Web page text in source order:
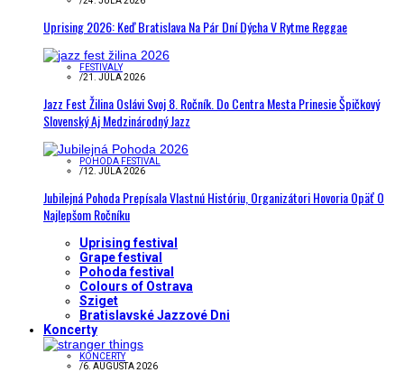
Uprising 2026: Keď Bratislava Na Pár Dní Dýcha V Rytme Reggae
FESTIVALY
/21. JÚLA 2026
Jazz Fest Žilina Oslávi Svoj 8. Ročník. Do Centra Mesta Prinesie Špičkový
Slovenský Aj Medzinárodný Jazz
POHODA FESTIVAL
/12. JÚLA 2026
Jubilejná Pohoda Prepísala Vlastnú Históriu, Organizátori Hovoria Opäť O
Najlepšom Ročníku
Uprising festival
Grape festival
Pohoda festival
Colours of Ostrava
Sziget
Bratislavské Jazzové Dni
Koncerty
KONCERTY
/6. AUGUSTA 2026